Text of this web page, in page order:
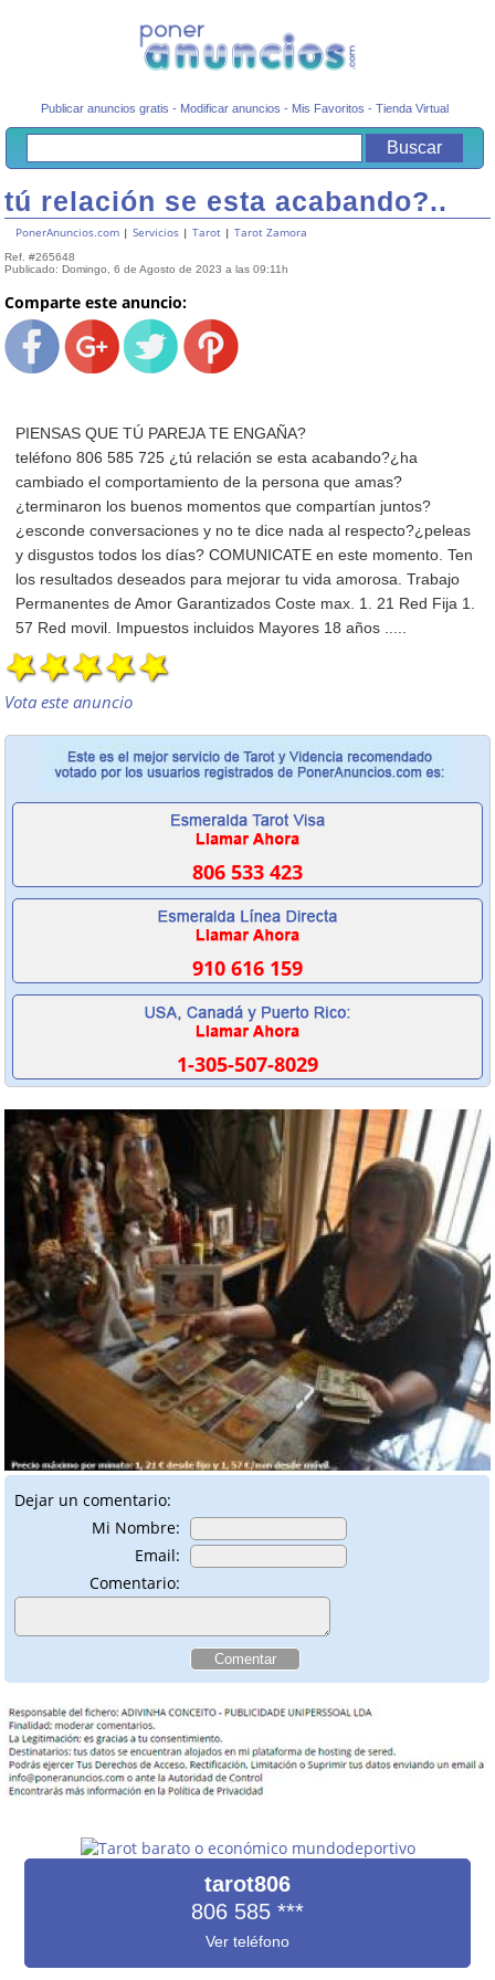
Publicar anuncios gratis - Modificar anuncios - Mis Favoritos -Tienda Virtual
tú relación se esta acabando?..
PonerAnuncios.com |Servicios |Tarot |Tarot Zamora
Ref. #265648
Publicado: Domingo, 6 de Agosto de 2023 a las 09:11h
Comparte este anuncio:
PIENSAS QUE TÚ PAREJA TE ENGAÑA?
teléfono 806 585 725 ¿tú relación se esta acabando?¿ha
cambiado el comportamiento de la persona que amas?
¿terminaron los buenos momentos que compartían juntos?
¿esconde conversaciones y no te dice nada al respecto?¿peleas
y disgustos todos los días? COMUNICATE en este momento. Ten
los resultados deseados para mejorar tu vida amorosa. Trabajo
Permanentes de Amor Garantizados Coste max. 1. 21 Red Fija 1.
57 Red movil. Impuestos incluidos Mayores 18 años .....
Vota este anuncio
806 533 423
910 616 159
1-305-507-8029
Dejar un comentario:
Mi Nombre:
Email:
Comentario:
tarot806
806 585***
Ver teléfono